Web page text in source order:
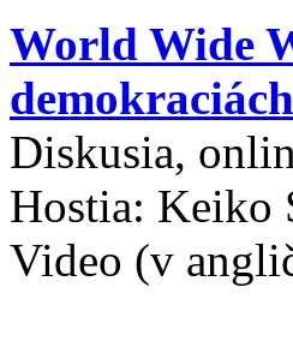
World Wide
demokraciách
Diskusia,
Hostia: Keiko
Video (v